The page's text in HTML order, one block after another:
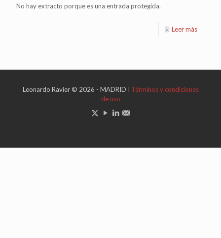
No hay extracto porque es una entrada protegida.
Leer más
Leonardo Ravier © 2026 - MADRID I Términos y condiciones
de uso